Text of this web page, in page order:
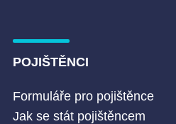
POJIŠTĚNCI
Formuláře pro pojištěnce
Jak se stát pojištěncem